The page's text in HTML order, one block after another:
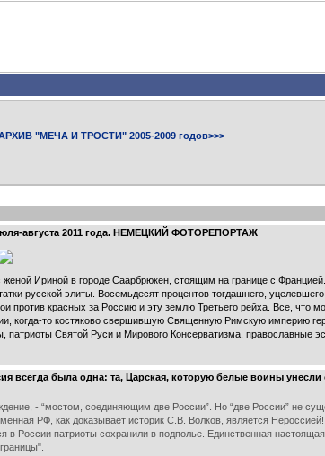
"МЕЧА И ТРОСТИ" 2005-2009 годов>>>
августа 2011 года. НЕМЕЦКИЙ ФОТОРЕПОРТАЖ
Ириной в городе Саарбрюкен, стоящим на границе с
русской элиты. Восемьдесят процентов тогдашнего,
против красных за Россию и эту землю Третьего рейха. Все, что
когда-то костяково свершившую Священную Римскую империю
Святой Руси и Мирового Консерватизма, православные
была одна: та, Царская, которую белые воины унесли
- “мостом, соединяющим две России”. Но “две России” не
РФ, как доказывает историк С.В. Волков, является
России патриоты сохранили в подполье. Единственная